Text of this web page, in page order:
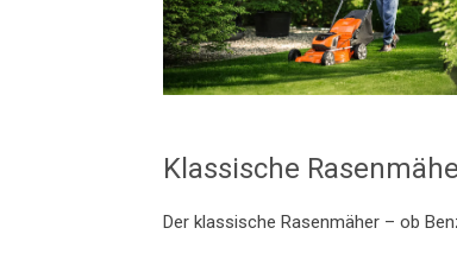
Klassische
Der klassische Rasenmäher – ob